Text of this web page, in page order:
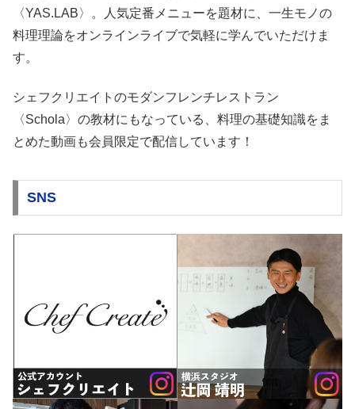
〈YAS.LAB〉。人気定番メニューを題材に、一生モノの
料理理論をオンラインライブで気軽に学んでいただけま
す。
シェフクリエイトのモダンフレンチレストラン
〈Schola〉の教材にもなっている、料理の基礎知識をま
とめた動画も会員限定で配信しています！
SNS